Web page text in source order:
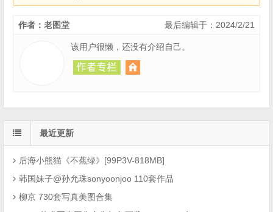
最后编辑于：2024/2/21
作者：老图堂
该用户很懒，还没有介绍自己。
最近更新
后海小熊猫《不蕉绿》[99P3V-818MB]
韩国妹子@孙允珠sonyoonjoo 110套作品
柳京 730套写真美图合集